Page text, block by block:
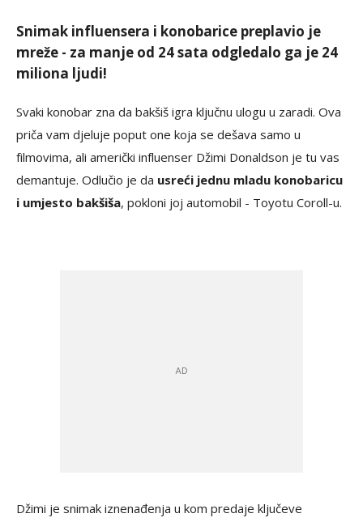
Snimak influensera i konobarice preplavio je
mreže - za manje od 24 sata odgledalo ga je 24
miliona ljudi!
Svaki konobar zna da bakšiš igra ključnu ulogu u zaradi. Ova
priča vam djeluje poput one koja se dešava samo u
filmovima, ali američki influenser Džimi Donaldson je tu vas
demantuje. Odlučio je da usreći jednu mladu konobaricu
i umjesto bakšiša, pokloni joj automobil - Toyotu Coroll-u.
Džimi je snimak iznenađenja u kom predaje ključeve